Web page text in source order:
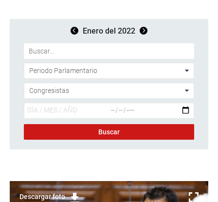
Enero del 2022
Descargar foto